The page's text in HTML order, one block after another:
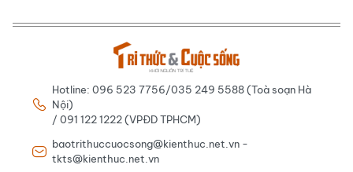
Hotline: 096 523 7756/035 249 5588 (Toà soạn Hà
Nội)
/ 091 122 1222 (VPĐD TPHCM)
baotrithuccuocsong@kienthuc.net.vn -
tkts@kienthuc.net.vn